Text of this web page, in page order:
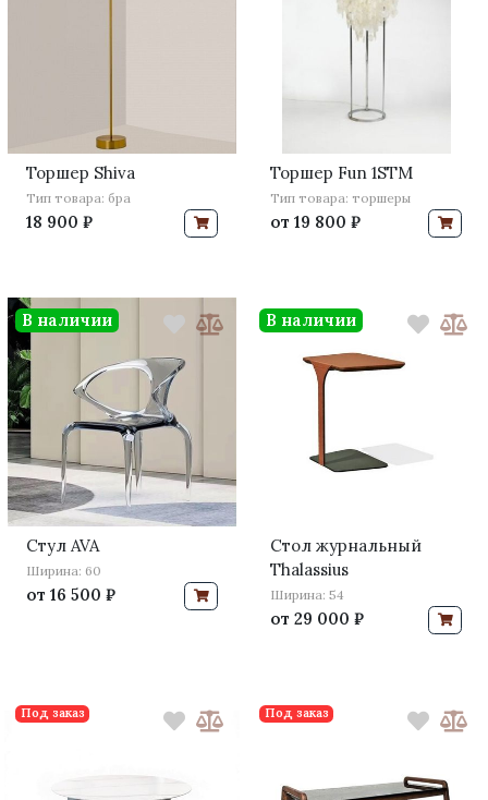
Торшер Shiva
Тип товара: бра
18 900 ₽
Торшер Fun 1STM
Тип товара: торшеры
от 19 800 ₽
Стул AVA
Ширина: 60
от 16 500 ₽
В наличии
Стол журнальный
Thalassius
Ширина: 54
от 29 000 ₽
В наличии
Под заказ Под заказ